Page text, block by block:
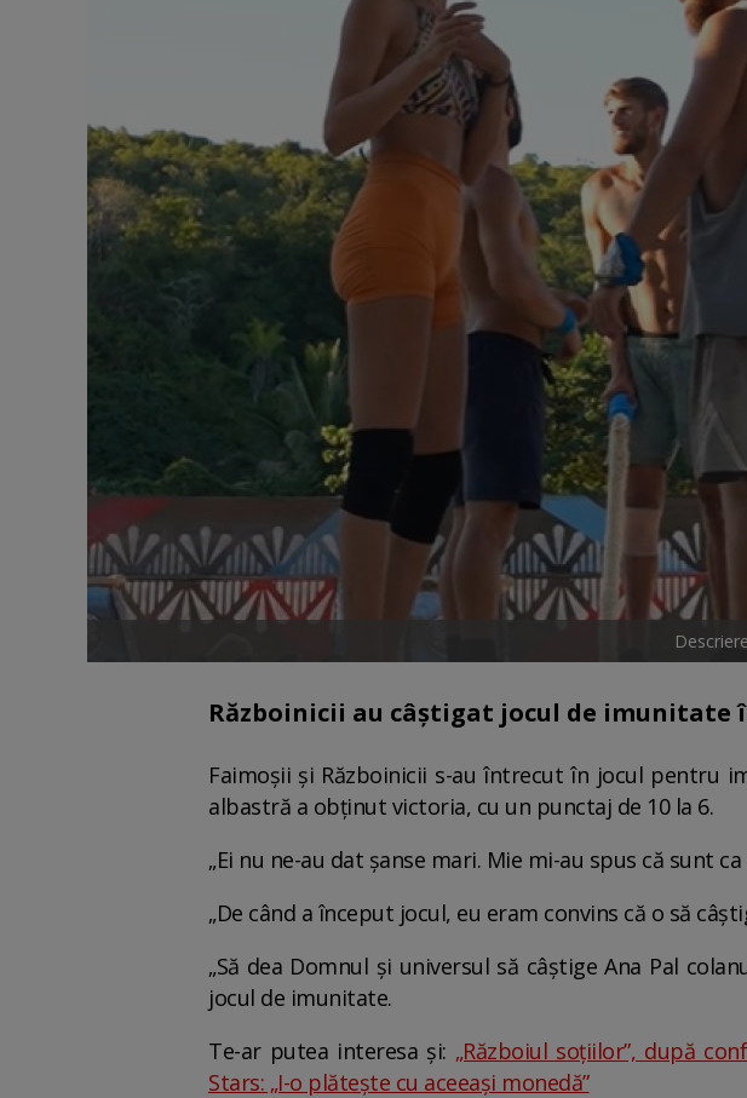
Războinicii au câștigat jocul de imunitate
Faimoșii și Războinicii s-au întrecut în jocul pentru
albastră a obținut victoria, cu un punctaj de 10 la 6.
„Ei nu ne-au dat șanse mari. Mie mi-au spus că sunt
„De când a început jocul, eu eram convins că o să
„Să dea Domnul și universul să câștige Ana Pal
jocul de imunitate.
Te-ar putea interesa și: „Războiul soțiilor”, după
Stars: „I-o plătește cu aceeași monedă”